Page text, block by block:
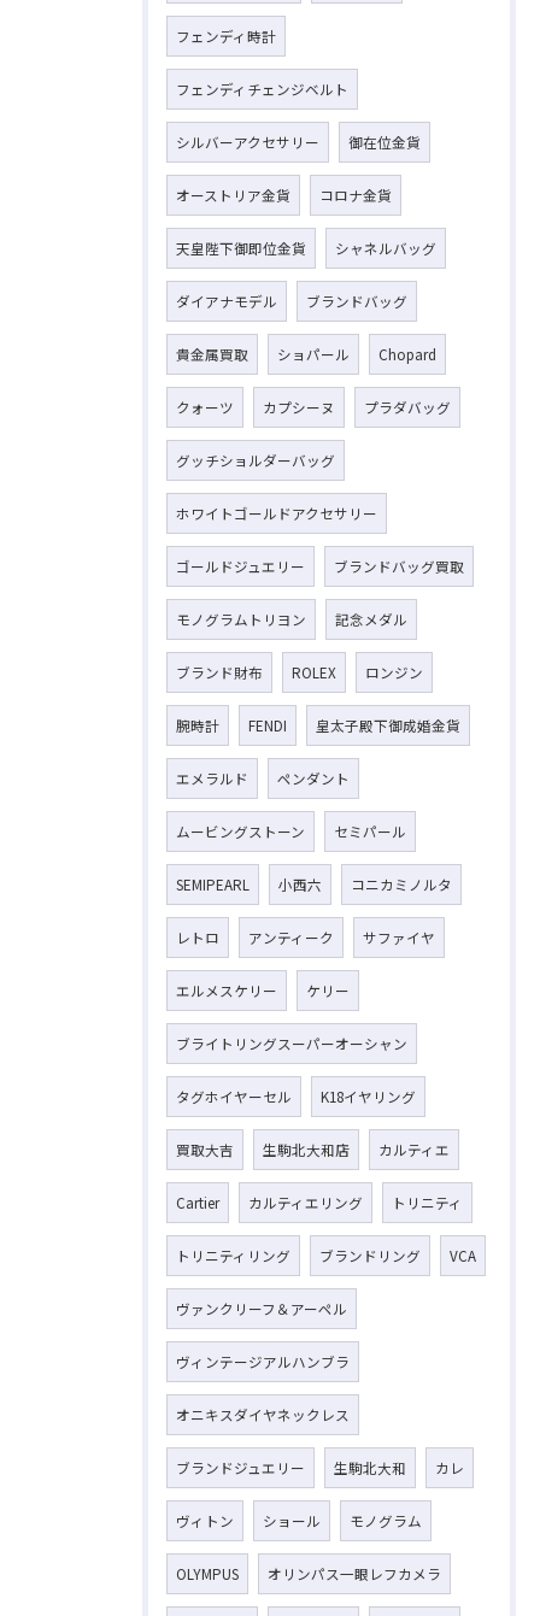
フェンディ時計
フェンディチェンジベルト
シルバーアクセサリー 御在位金貨
オーストリア金貨 コロナ金貨
天皇陛下御即位金貨 シャネルバッグ
ダイアナモデル ブランドバッグ
貴金属買取 ショパール Chopard
クォーツ カプシーヌ プラダバッグ
グッチショルダーバッグ
ホワイトゴールドアクセサリー
ゴールドジュエリー ブランドバッグ買取
モノグラムトリヨン 記念メダル
ブランド財布 ROLEX ロンジン
腕時計 FENDI 皇太子殿下御成婚金貨
エメラルド ペンダント
ムービングストーン セミパール
SEMIPEARL 小西六 コニカミノルタ
レトロ アンティーク サファイヤ
エルメスケリー ケリー
ブライトリングスーパーオーシャン
タグホイヤーセル K18イヤリング
買取大吉 生駒北大和店 カルティエ
Cartier カルティエリング トリニティ
トリニティリング ブランドリング VCA
ヴァンクリーフ＆アーペル
ヴィンテージアルハンブラ
オニキスダイヤネックレス
ブランドジュエリー 生駒北大和 カレ
ヴィトン ショール モノグラム
OLYMPUS オリンパス一眼レフカメラ